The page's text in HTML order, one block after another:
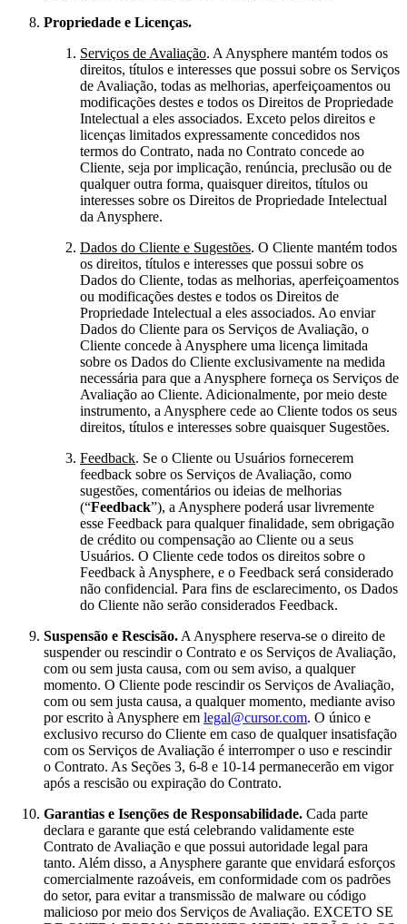
Propriedade e Licenças.
Serviços de Avaliação. A Anysphere mantém todos os
direitos, títulos e interesses que possui sobre os Serviços
de Avaliação, todas as melhorias, aperfeiçoamentos ou
modificações destes e todos os Direitos de Propriedade
Intelectual a eles associados. Exceto pelos direitos e
licenças limitados expressamente concedidos nos
termos do Contrato, nada no Contrato concede ao
Cliente, seja por implicação, renúncia, preclusão ou de
qualquer outra forma, quaisquer direitos, títulos ou
interesses sobre os Direitos de Propriedade Intelectual
da Anysphere.
Dados do Cliente e Sugestões. O Cliente mantém todos
os direitos, títulos e interesses que possui sobre os
Dados do Cliente, todas as melhorias, aperfeiçoamentos
ou modificações destes e todos os Direitos de
Propriedade Intelectual a eles associados. Ao enviar
Dados do Cliente para os Serviços de Avaliação, o
Cliente concede à Anysphere uma licença limitada
sobre os Dados do Cliente exclusivamente na medida
necessária para que a Anysphere forneça os Serviços de
Avaliação ao Cliente. Adicionalmente, por meio deste
instrumento, a Anysphere cede ao Cliente todos os seus
direitos, títulos e interesses sobre quaisquer Sugestões.
Feedback. Se o Cliente ou Usuários fornecerem
feedback sobre os Serviços de Avaliação, como
sugestões, comentários ou ideias de melhorias
(“Feedback”), a Anysphere poderá usar livremente
esse Feedback para qualquer finalidade, sem obrigação
de crédito ou compensação ao Cliente ou a seus
Usuários. O Cliente cede todos os direitos sobre o
Feedback à Anysphere, e o Feedback será considerado
não confidencial. Para fins de esclarecimento, os Dados
do Cliente não serão considerados Feedback.
Suspensão e Rescisão. A Anysphere reserva-se o direito de
suspender ou rescindir o Contrato e os Serviços de Avaliação,
com ou sem justa causa, com ou sem aviso, a qualquer
momento. O Cliente pode rescindir os Serviços de Avaliação,
com ou sem justa causa, a qualquer momento, mediante aviso
por escrito à Anysphere em legal@cursor.com. O único e
exclusivo recurso do Cliente em caso de qualquer insatisfação
com os Serviços de Avaliação é interromper o uso e rescindir
o Contrato. As Seções 3, 6-8 e 10-14 permanecerão em vigor
após a rescisão ou expiração do Contrato.
Garantias e Isenções de Responsabilidade. Cada parte
declara e garante que está celebrando validamente este
Contrato de Avaliação e que possui autoridade legal para
tanto. Além disso, a Anysphere garante que envidará esforços
comercialmente razoáveis, em conformidade com os padrões
do setor, para evitar a transmissão de malware ou código
malicioso por meio dos Serviços de Avaliação. EXCETO SE